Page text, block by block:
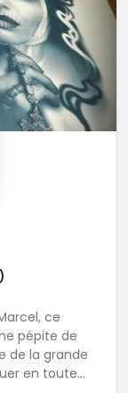
ce
pépite de
de la grande
en toute